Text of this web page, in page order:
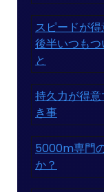
スピードが
後半いつも
と
持久力が得
き事
5000m専門
か？